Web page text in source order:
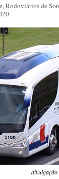
Rodoviários de
divulgação